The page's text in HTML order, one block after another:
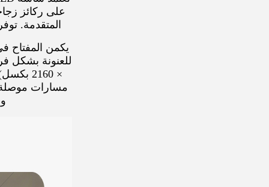
المتقدمة. توفر هذه
×
مسارات موصلة